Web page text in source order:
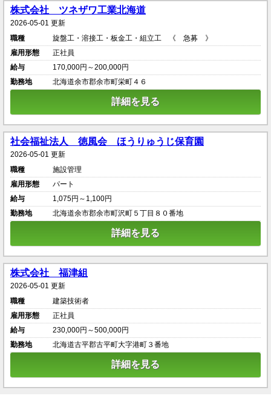
株式会社 ツネザワ工業北海道
2026-05-01 更新
職種
旋盤工・溶接工・板金工・組立工 《 急募 》
雇用形態
正社員
給与
170,000円～200,000円
勤務地
北海道余市郡余市町栄町４６
詳細を見る
社会福祉法人 徳風会 ほうりゅうじ保育園
2026-05-01 更新
職種
施設管理
雇用形態
パート
給与
1,075円～1,100円
勤務地
北海道余市郡余市町沢町５丁目８０番地
詳細を見る
株式会社 福津組
2026-05-01 更新
職種
建築技術者
雇用形態
正社員
給与
230,000円～500,000円
勤務地
北海道古平郡古平町大字港町３番地
詳細を見る